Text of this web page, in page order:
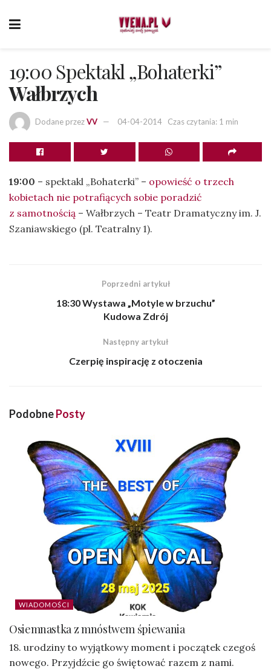
19:00 Spektakl „Bohaterki”
Wałbrzych
Dodane przezVV 04-04-2014 Czas czytania: 1 min
19:00 – spektakl „Bohaterki” – opowieść o trzech
kobietach nie potrafiących sobie poradzić
z samotnością – Wałbrzych – Teatr Dramatyczny im. J.
Szaniawskiego (pl. Teatralny 1).
Poprzedni artykuł
18:30 Wystawa „Motyle w brzuchu”
Kudowa Zdrój
Następny artykuł
Czerpię inspirację z otoczenia
PodobnePosty
WIADOMOŚCI
Osiemnastka z mnóstwem śpiewania
18. urodziny to wyjątkowy moment i początek czegoś
nowego. Przyjdźcie go świętować razem z nami.